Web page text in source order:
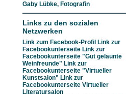
Gaby Lübke, Fotografin
Links zu den sozialen
Netzwerken
Link zum Facebook-Profil Link zur
Facebookunterseite Link zur
Facebookunterseite "Gut gelaunte
Weinfreunde" Link zur
Facebookunterseite "Virtueller
Kunstsalon" Link zur
Facebookunterseite Virtueller
Literatursalon